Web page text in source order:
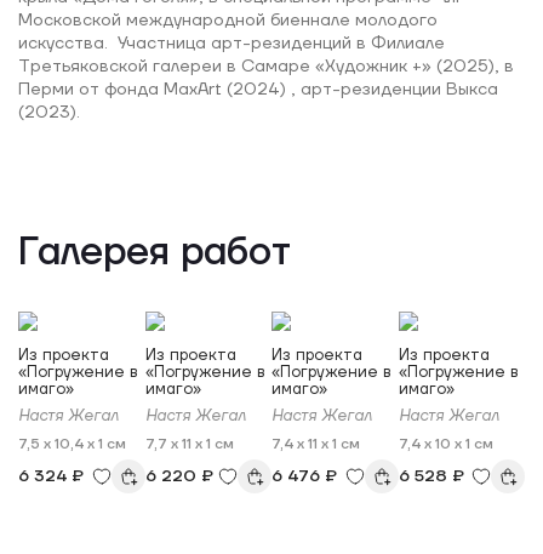
Московской международной биеннале молодого
искусства. Участница арт-резиденций в Филиале
Третьяковской галереи в Самаре «Художник +» (2025), в
Перми от фонда MaxArt (2024) , арт-резиденции Выкса
(2023).
Галерея работ
Из проекта
«Погружение в
имаго»
Настя Жегал
7,5 x 10,4 x 1 см
6 324 ₽
Из проекта
«Погружение в
имаго»
Настя Жегал
7,7 x 11 x 1 см
6 220 ₽
Из проекта
«Погружение в
имаго»
Настя Жегал
7,4 x 11 x 1 см
6 476 ₽
Из проекта
«Погружение в
имаго»
Настя Жегал
7,4 x 10 x 1 см
6 528 ₽